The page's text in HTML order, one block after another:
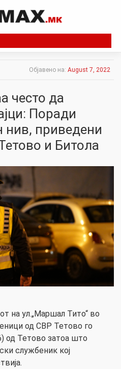
Објавено на: August 7, 2022
често да
Поради
нив, приведени
и Битола
на ул.„Маршал Тито“ во
од СВР Тетово го
од Тетово затоа што
службеник кој